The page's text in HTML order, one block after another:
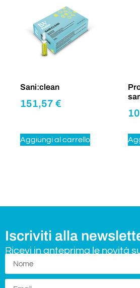
Sani:clean
151,57 €
Aggiungi al carrello
Iscriviti alla
Ricevi in anteprima le novità